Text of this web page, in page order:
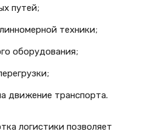
путей;
техники;
оборудования;
движение транспорта.
логистики позволяет